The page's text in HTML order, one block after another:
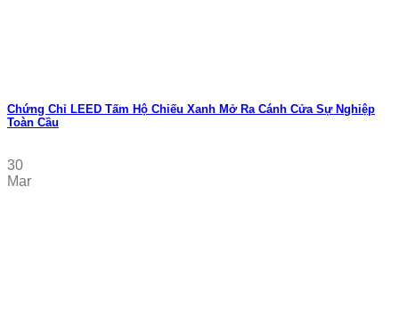
Chứng Chỉ LEED Tấm Hộ Chiếu Xanh Mở Ra Cánh Cửa Sự Nghiệp
Toàn Cầu
30
Mar